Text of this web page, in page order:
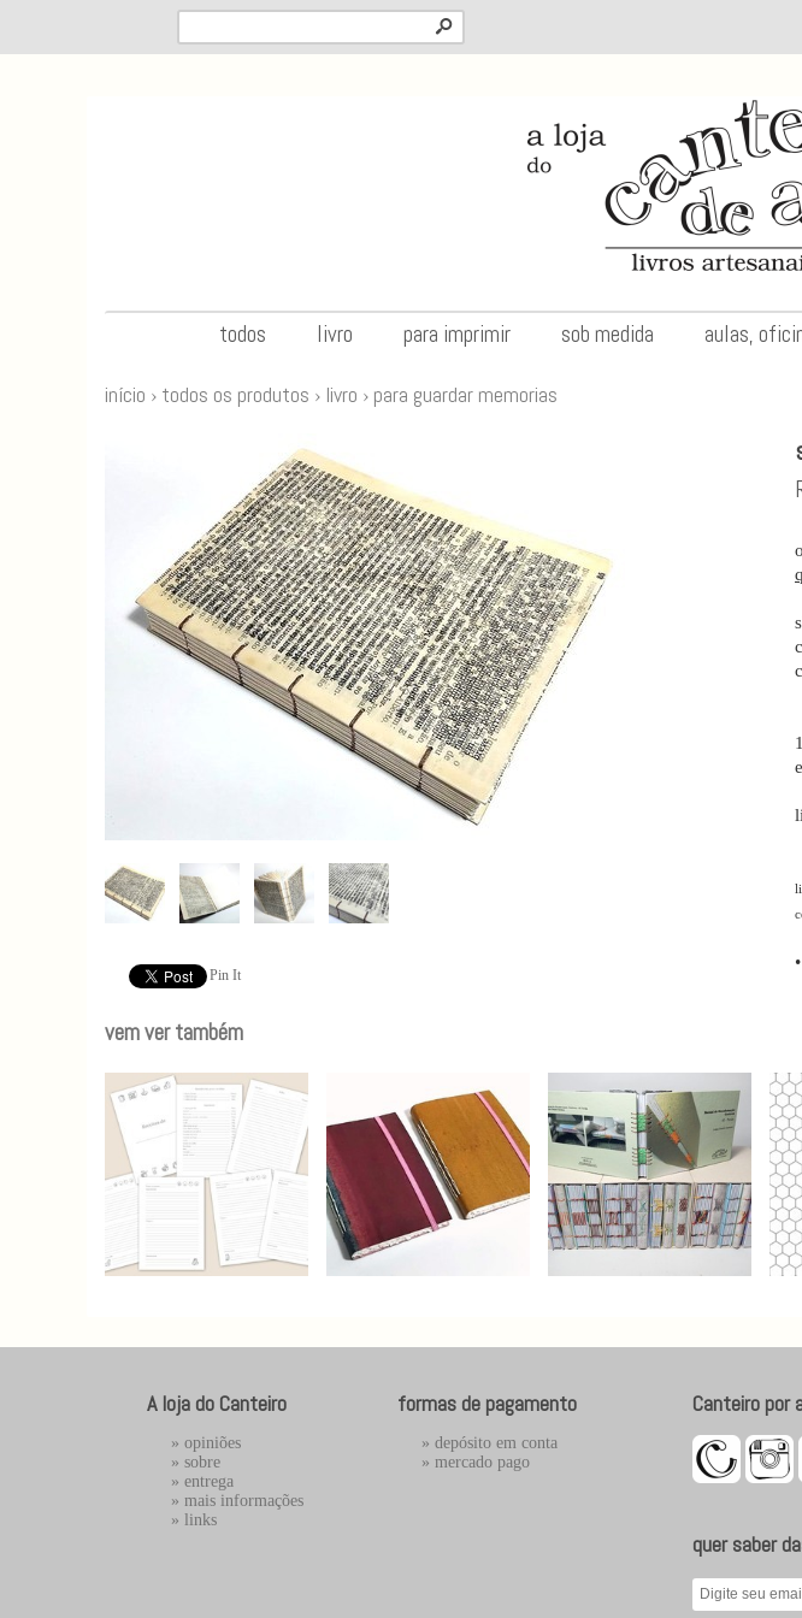
s
todos livro para imprimir sob medida aulas,
início › todos os produtos › livro › para guardar memorias
Pin It
vem ver também
A loja do Canteiro
» opiniões
» sobre
» entrega
» mais informações
»
links
formas de pagamento
» depósito em conta
» mercado pago
Canteiro por
quer saber